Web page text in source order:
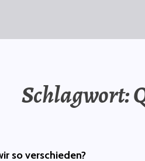
Schlagwort:
so verschieden?